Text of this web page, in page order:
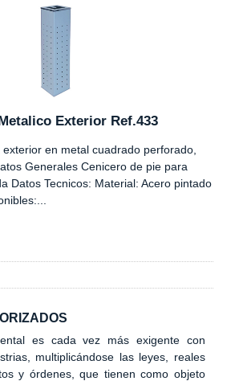
Exterior Ref.433
en metal cuadrado perforado,
Generales Cenicero de pie para
Datos Tecnicos: Material: Acero pintado
es cada vez más exigente con
multiplicándose las leyes, reales
y órdenes, que tienen como objeto